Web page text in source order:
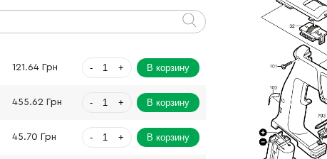
121.64 Грн - + В корзину
455.62 Грн - + В корзину
45.70 Грн - + В корзину